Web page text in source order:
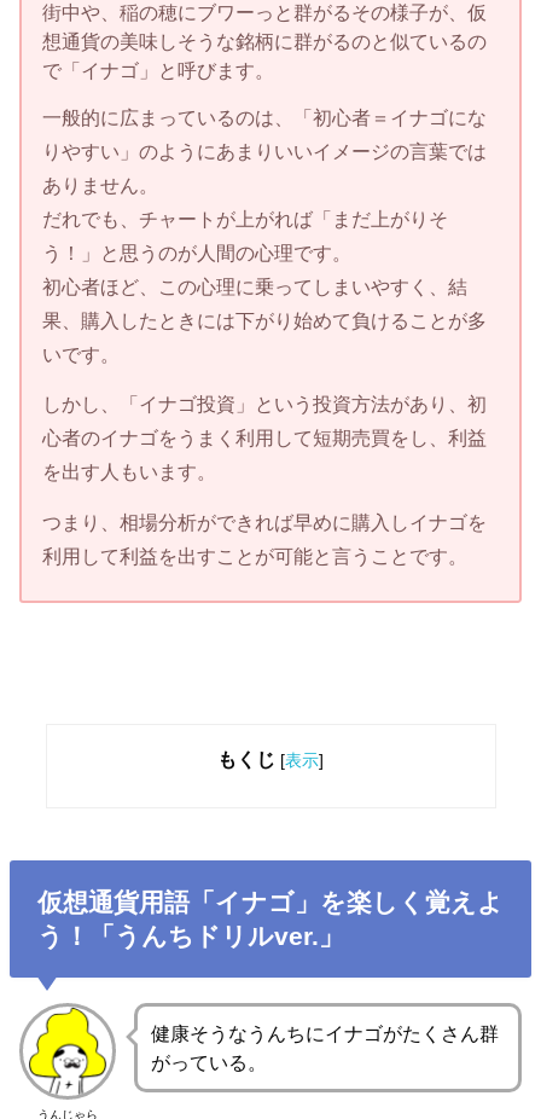
街中や、稲の穂にブワーっと群がるその様子が、仮
想通貨の美味しそうな銘柄に群がるのと似ているの
で「イナゴ」と呼びます。
一般的に広まっているのは、「初心者＝イナゴにな
りやすい」のようにあまりいいイメージの言葉では
ありません。
だれでも、チャートが上がれば「まだ上がりそ
う！」と思うのが人間の心理です。
初心者ほど、この心理に乗ってしまいやすく、結
果、購入したときには下がり始めて負けることが多
いです。
しかし、「イナゴ投資」という投資方法があり、初
心者のイナゴをうまく利用して短期売買をし、利益
を出す人もいます。
つまり、相場分析ができれば早めに購入しイナゴを
利用して利益を出すことが可能と言うことです。
もくじ [表示]
仮想通貨用語「イナゴ」を楽しく覚えよ
う！「うんちドリルver.」
うんじゃら
健康そうなうんちにイナゴがたくさん群
がっている。